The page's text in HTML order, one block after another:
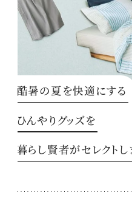
酷暑の夏を快適にする
ひんやりグッズを
暮らし賢者がセレクトし